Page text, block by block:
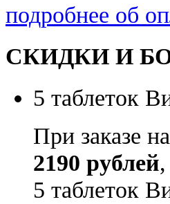
подробнее об
СКИДКИ И
5 таблеток
При заказе
2190 рублей
5 таблеток